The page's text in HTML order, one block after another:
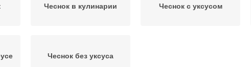
Чеснок в кулинарии Чеснок с уксусом
Чеснок без уксуса